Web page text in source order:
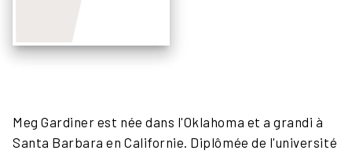
Meg Gardiner est née dans l'Oklahoma et a grandi à
Santa Barbara en Californie. Diplômée de l'université